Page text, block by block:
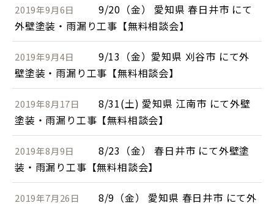
2019年9月6日
9/20（金） 愛知県 春日井市 にて
外壁塗装・雨漏り工事【無料相談会】
2019年9月4日
9/13（金）愛知県 刈谷市 にて外
壁塗装・雨漏り工事【無料相談会】
2019年8月17日
8/31(土) 愛知県 江南市 にて外壁
塗装・雨漏り工事【無料相談会】
2019年8月9日
8/23（金） 春日井市 にて外壁塗
装・雨漏り工事【無料相談会】
2019年7月26日
8/9（金） 愛知県 春日井市 にて外